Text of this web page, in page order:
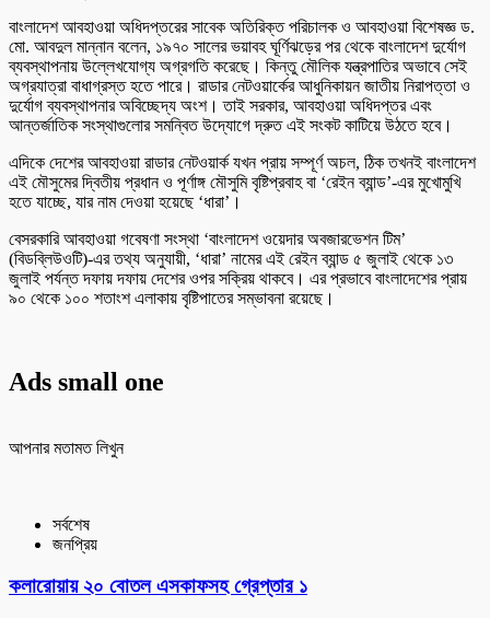
বাংলাদেশ আবহাওয়া অধিদপ্তরের সাবেক অতিরিক্ত পরিচালক ও আবহাওয়া বিশেষজ্ঞ ড.
মো. আবদুল মান্নান বলেন, ১৯৭০ সালের ভয়াবহ ঘূর্ণিঝড়ের পর থেকে বাংলাদেশ দুর্যোগ
ব্যবস্থাপনায় উল্লেখযোগ্য অগ্রগতি করেছে। কিন্তু মৌলিক যন্ত্রপাতির অভাবে সেই
অগ্রযাত্রা বাধাগ্রস্ত হতে পারে। রাডার নেটওয়ার্কের আধুনিকায়ন জাতীয় নিরাপত্তা ও
দুর্যোগ ব্যবস্থাপনার অবিচ্ছেদ্য অংশ। তাই সরকার, আবহাওয়া অধিদপ্তর এবং
আন্তর্জাতিক সংস্থাগুলোর সমন্বিত উদ্যোগে দ্রুত এই সংকট কাটিয়ে উঠতে হবে।
এদিকে দেশের আবহাওয়া রাডার নেটওয়ার্ক যখন প্রায় সম্পূর্ণ অচল, ঠিক তখনই বাংলাদেশ
এই মৌসুমের দ্বিতীয় প্রধান ও পূর্ণাঙ্গ মৌসুমি বৃষ্টিপ্রবাহ বা ‘রেইন ব্যান্ড’-এর মুখোমুখি
হতে যাচ্ছে, যার নাম দেওয়া হয়েছে ‘ধারা’।
বেসরকারি আবহাওয়া গবেষণা সংস্থা ‘বাংলাদেশ ওয়েদার অবজারভেশন টিম’
(বিডব্লিউওটি)-এর তথ্য অনুযায়ী, ‘ধারা’ নামের এই রেইন ব্যান্ড ৫ জুলাই থেকে ১৩
জুলাই পর্যন্ত দফায় দফায় দেশের ওপর সক্রিয় থাকবে। এর প্রভাবে বাংলাদেশের প্রায়
৯০ থেকে ১০০ শতাংশ এলাকায় বৃষ্টিপাতের সম্ভাবনা রয়েছে।
Ads small one
আপনার মতামত লিখুন
সর্বশেষ
জনপ্রিয়
কলারোয়ায় ২০ বোতল এসকাফসহ গ্রেপ্তার ১